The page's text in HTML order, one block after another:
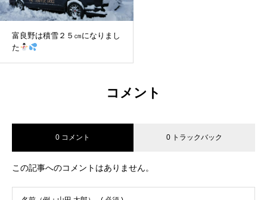
富良野は積雪２５㎝になりまし
た
コメント
0 コメント 0 トラックバック
この記事へのコメントはありません。